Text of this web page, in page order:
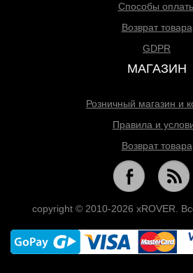
Способы
Возврат товара
GDPR
МАГАЗИН
Розничный магазин и
Правила и
Возврат товара
copyright © 2010-2026 xROVER.